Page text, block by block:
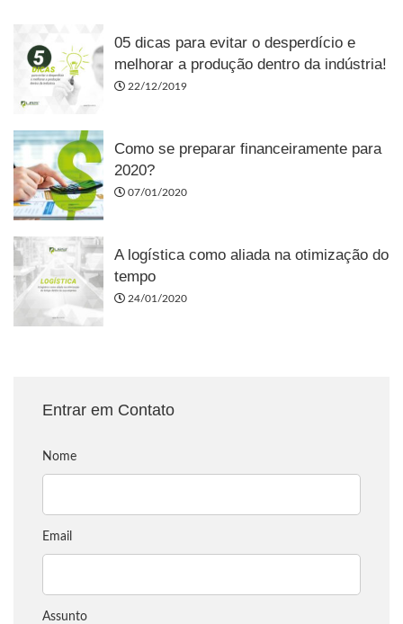
05 dicas para evitar o desperdício e
melhorar a produção dentro da indústria!
22/12/2019
Como se preparar financeiramente para
2020?
07/01/2020
A logística como aliada na otimização do
tempo
24/01/2020
Entrar em Contato
Nome
Email
Assunto